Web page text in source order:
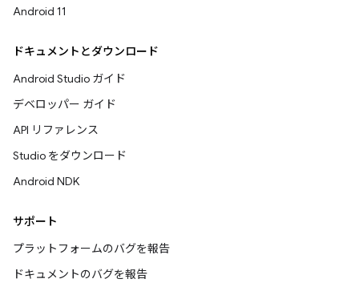
Android 11
ドキュメントとダウンロード
Android Studio ガイド
デベロッパー ガイド
API リファレンス
Studio をダウンロード
Android NDK
サポート
プラットフォームのバグを報告
ドキュメントのバグを報告